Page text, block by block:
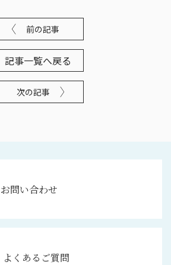
前の記事
記事一覧へ戻る
次の記事
お問い合わせ
よくあるご質問